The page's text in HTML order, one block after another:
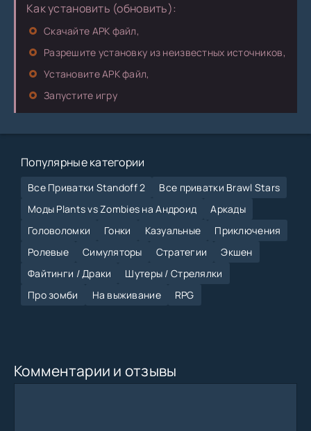
Как установить (обновить):
Скачайте APK файл,
Разрешите установку из неизвестных источников,
Установите APK файл,
Запустите игру
Популярные категории
Все Приватки Standoff 2
Все приватки Brawl Stars
Моды Plants vs Zombies на Андроид
Аркады
Головоломки
Гонки Казуальные
Приключения
Ролевые
Симуляторы Стратегии
Экшен
Файтинги / Драки
Шутеры / Стрелялки
Про зомби
На выживание RPG
Комментарии и отзывы